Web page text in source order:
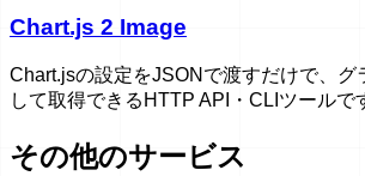
Chart.js 2 Image
Chart.jsの設定をJSONで渡すだけで、グ
して取得できるHTTP API・CLIツールで
その他のサービス